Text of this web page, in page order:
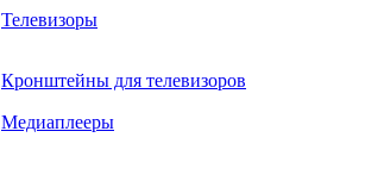
Телевизоры
Кронштейны для телевизоров
Медиаплееры